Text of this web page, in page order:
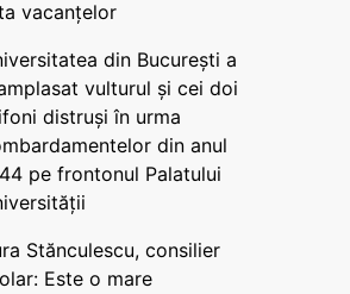
vacanțelor
din București a
vulturul și cei doi
distruși în urma
din anul
pe frontonul Palatului
Stănculescu, consilier
Este o mare